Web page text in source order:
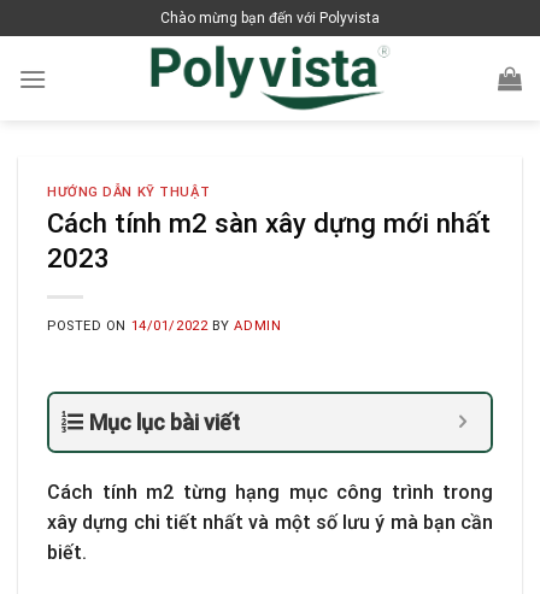
to
content
Chào mừng bạn đến với Polyvista
HƯỚNG DẪN KỸ THUẬT
Cách tính m2 sàn xây dựng mới nhất
2023
POSTED ON 14/01/2022 BYADMIN
Mục lục bài viết
Cách tính m2 từng hạng mục công trình trong
xây dựng chi tiết nhất và một số lưu ý mà bạn cần
biết.